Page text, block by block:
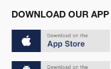
DOWNLOAD OUR APP